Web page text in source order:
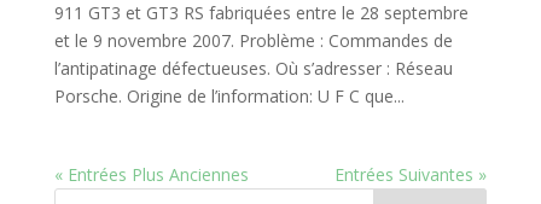
911 GT3 et GT3 RS fabriquées entre le 28 septembre
et le 9 novembre 2007. Problème : Commandes de
l’antipatinage défectueuses. Où s’adresser : Réseau
Porsche. Origine de l’information: U F C que...
« Entrées Plus Anciennes Entrées Suivantes »